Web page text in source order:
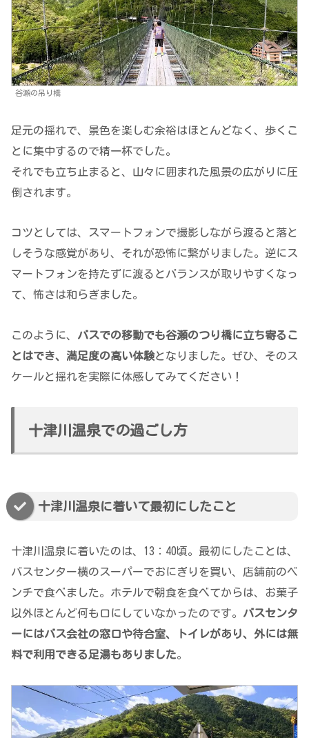
谷瀬の吊り橋
足元の揺れで、景色を楽しむ余裕はほとんどなく、歩くこ
とに集中するので精一杯でした。
それでも立ち止まると、山々に囲まれた風景の広がりに圧
倒されます。
コツとしては、スマートフォンで撮影しながら渡ると落と
しそうな感覚があり、それが恐怖に繋がりました。逆にス
マートフォンを持たずに渡るとバランスが取りやすくなっ
て、怖さは和らぎました。
このように、 バスでの移動でも谷瀬のつり橋に立ち寄るこ
とはでき、満足度の高い体験となりました。ぜひ、そのス
ケールと揺れを実際に体感してみてください！
十津川温泉での過ごし方
十津川温泉に着いて最初にしたこと
十津川温泉に着いたのは、13：40頃。最初にしたことは、
バスセンター横のスーパーでおにぎりを買い、店舗前のベ
ンチで食べました。ホテルで朝食を食べてからは、お菓子
以外ほとんど何も口にしていなかったのです。 バスセンタ
ーにはバス会社の窓口や待合室、トイレがあり、外には無
料で利用できる足湯もありました。